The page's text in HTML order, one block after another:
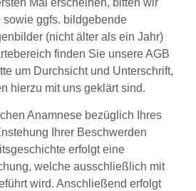
Mal erscheinen, bitten wir
sowie ggfs. bildgebende
(nicht älter als ein Jahr)
finden Sie unsere AGB
um Durchsicht und Unterschrift,
hierzu mit uns geklärt sind.
Anamnese bezüglich Ihres
Ihrer Beschwerden
erfolgt eine
welche ausschließlich mit
wird. Anschließend erfolgt